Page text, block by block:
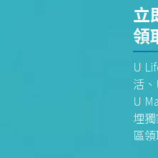
立
領
U
活
U
埋
區